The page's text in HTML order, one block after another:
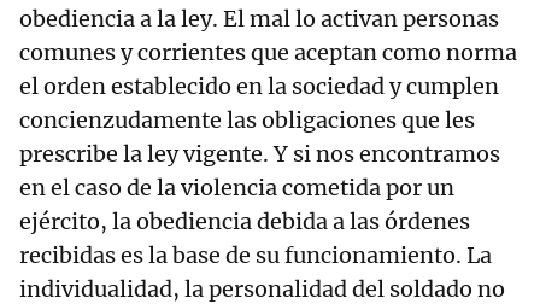
obediencia a la ley. El mal lo activan personas
comunes y corrientes que aceptan como norma
el orden establecido en la sociedad y cumplen
concienzudamente las obligaciones que les
prescribe la ley vigente. Y si nos encontramos
en el caso de la violencia cometida por un
ejército, la obediencia debida a las órdenes
recibidas es la base de su funcionamiento. La
individualidad, la personalidad del soldado no